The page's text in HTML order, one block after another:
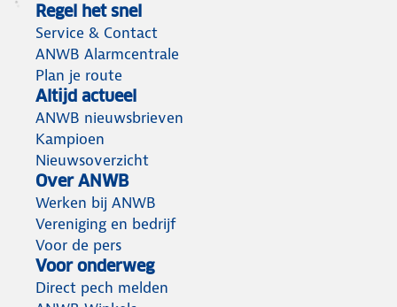
Regel het snel
Service & Contact
ANWB Alarmcentrale
Plan je route
Altijd actueel
ANWB nieuwsbrieven
Kampioen
Nieuwsoverzicht
Over ANWB
Werken bij ANWB
Vereniging en bedrijf
Voor de pers
Voor onderweg
Direct pech melden